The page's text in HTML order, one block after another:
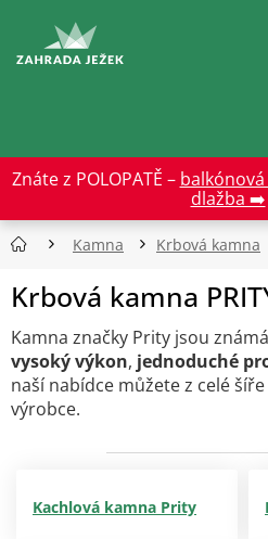
obsah
Znáte z POLOPATĚ –
dlažba ➡️
Kamna Krbová kamna
Krbová kamna
Kamna značky Prity jsou
vysoký výkon, jednoduché
naší nabídce můžete z celé
výrobce.
Kachlová kamna Prity